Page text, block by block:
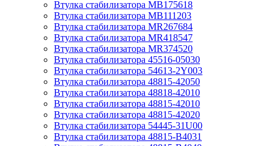
Втулка стабилизатора MB175618
Втулка стабилизатора MB111203
Втулка стабилизатора MR267684
Втулка стабилизатора MR418547
Втулка стабилизатора MR374520
Втулка стабилизатора 45516-05030
Втулка стабилизатора 54613-2Y003
Втулка стабилизатора 48815-42050
Втулка стабилизатора 48818-42010
Втулка стабилизатора 48815-42010
Втулка стабилизатора 48815-42020
Втулка стабилизатора 54445-31U00
Втулка стабилизатора 48815-B4031